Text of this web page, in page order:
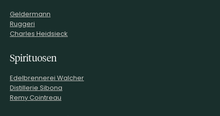
Geldermann
Ruggeri
Charles Heidsieck
Spirituosen
Edelbrennerei Walcher
Distillerie Sibona
Remy Cointreau